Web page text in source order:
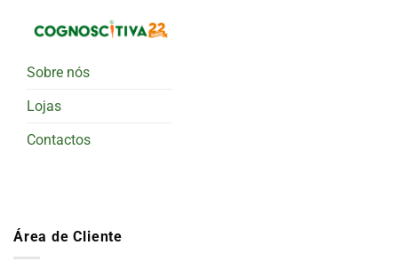
Sobre nós
Lojas
Contactos
Área de Cliente